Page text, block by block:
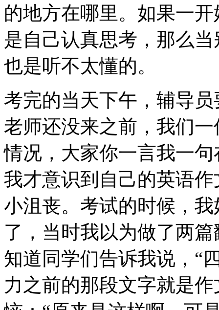
的地方在哪里。如果一
是自己认真思考，那么
也是听不太懂的。
考完的当天下午，辅导
老师还没来之前，我们
情况，大家你一言我一
我才意识到自己的英语
小沮丧。考试的时候，
了，当时我以为做了两
知道同学们告诉我说，“
力之前的那段文字就是